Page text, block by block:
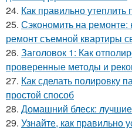
24. Как правильно
25. Сэкономить на ремонте:
ремонт съемной квартиры
26. Заголовок 1: Как
проверенные методы и
27. Как сделать полировку
простой способ
28. Домашний блеск:
29. Узнайте, как правильно